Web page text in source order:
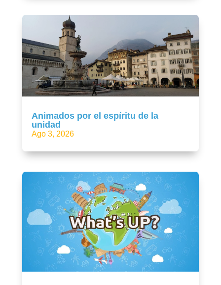
Animados por el espíritu de la
unidad
Ago 3, 2026